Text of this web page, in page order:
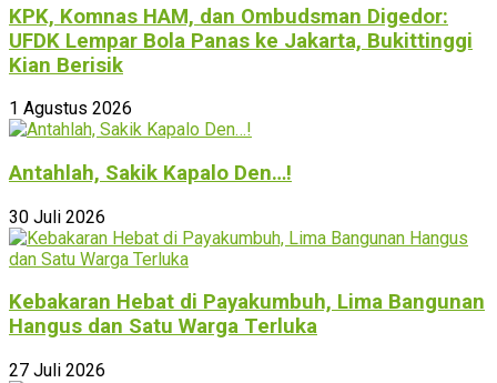
KPK, Komnas HAM, dan Ombudsman Digedor:
UFDK Lempar Bola Panas ke Jakarta, Bukittinggi
Kian Berisik
1 Agustus 2026
Antahlah, Sakik Kapalo Den…!
30 Juli 2026
Kebakaran Hebat di Payakumbuh, Lima Bangunan
Hangus dan Satu Warga Terluka
27 Juli 2026